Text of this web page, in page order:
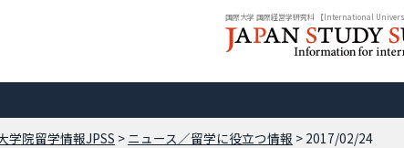
学院留学情報JPSS > ニュース／留学に役立つ情報 > 2017/02/24